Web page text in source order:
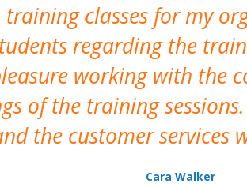
classes for my
regarding the
working with the
of the training
the customer services
Cara Walker